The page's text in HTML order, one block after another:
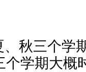
秋三个学
个学期大概